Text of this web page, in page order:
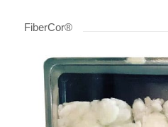
FiberCor®